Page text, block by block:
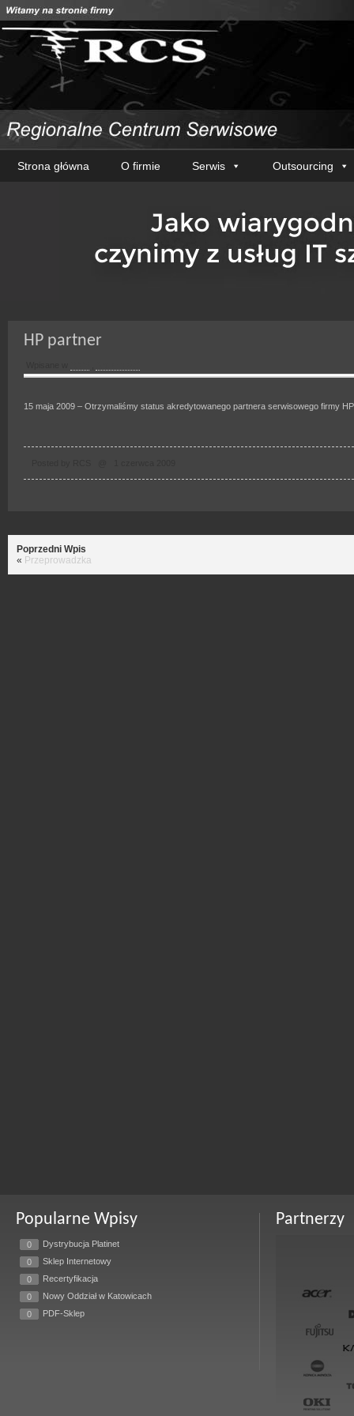
Strona główna O firmie Serwis Outsourcing
HP partner
15 maja 2009 – Otrzymaliśmy status akredytowanego partnera serwisowego firmy
Poprzedni Wpis
« Przeprowadzka
Popularne Wpisy
0
Dystrybucja Platinet
0
Sklep Internetowy
0
Recertyfikacja
0
Nowy Oddział w Katowicach
0
PDF-Sklep
Partnerzy